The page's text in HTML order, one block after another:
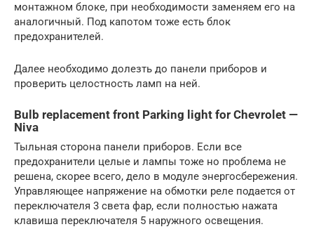
монтажном блоке, при необходимости заменяем его на
аналогичный. Под капотом тоже есть блок
предохранителей.
Далее необходимо долезть до панели приборов и
проверить целостность ламп на ней.
Bulb replacement front Parking light for Chevrolet —
Niva
Тыльная сторона панели приборов. Если все
предохранители целые и лампы тоже но проблема не
решена, скорее всего, дело в модуле энергосбережения.
Управляющее напряжение на обмотки реле подается от
переключателя 3 света фар, если полностью нажата
клавиша переключателя 5 наружного освещения.